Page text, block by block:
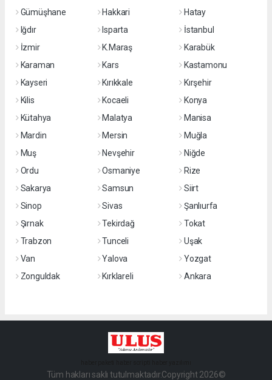
Gümüşhane
Hakkari
Hatay
Iğdır
Isparta
İstanbul
İzmir
K.Maraş
Karabük
Karaman
Kars
Kastamonu
Kayseri
Kırıkkale
Kırşehir
Kilis
Kocaeli
Konya
Kütahya
Malatya
Manisa
Mardin
Mersin
Muğla
Muş
Nevşehir
Niğde
Ordu
Osmaniye
Rize
Sakarya
Samsun
Siirt
Sinop
Sivas
Şanlıurfa
Şırnak
Tekirdağ
Tokat
Trabzon
Tunceli
Uşak
Van
Yalova
Yozgat
Zonguldak
Kırklareli Ankara
Tüm hakları saklı tutulmaktadır.Copyright 2026©